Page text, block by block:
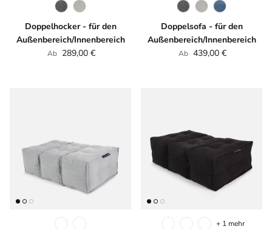
Doppelhocker - für den
Außenbereich/Innenbereich
Normaler Preis
Ab 289,00 €
Doppelsofa - für den
Außenbereich/Innenbereich
Normaler Preis
Ab 439,00 €
+ 1 mehr